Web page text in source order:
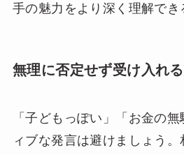
手の魅力をより深く理解でき
無理に否定せず受け入れ
「子どもっぽい」「お金の
ィブな発言は避けましょう